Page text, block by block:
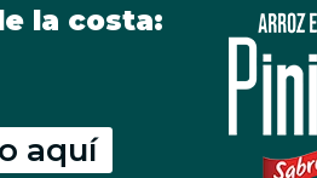
la costa:
aquí